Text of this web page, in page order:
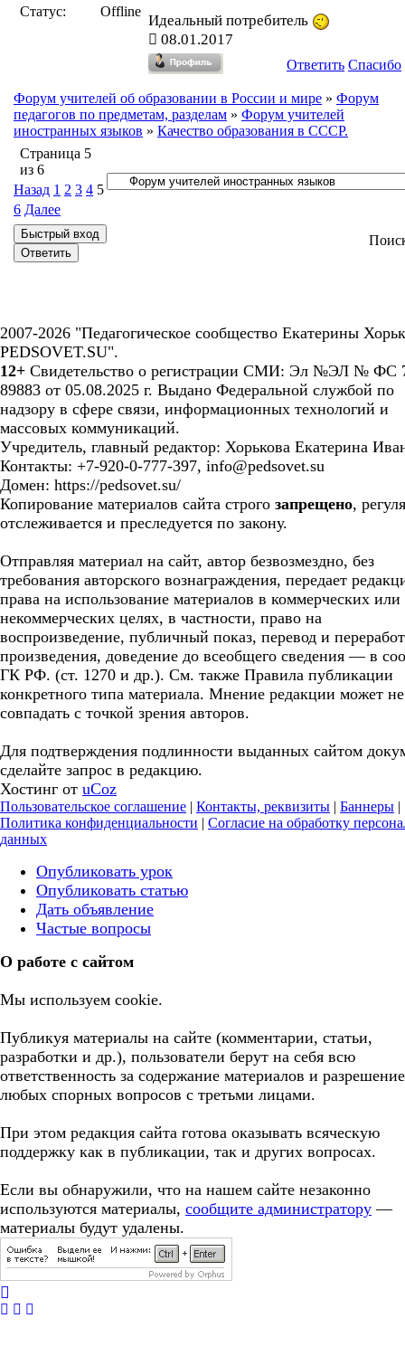
Статус:
Offline
Идеальный потребитель
08.01.2017
Ответить Спасибо
Форум учителей об образовании в России и мире » Форум
педагогов по предметам, разделам » Форум учителей
иностранных языков » Качество образования в СССР.
Страница 5
из 6
Назад 1 2 3 4 5
6 Далее
2007-2026 "Педагогическое сообщество Екатерины
PEDSOVET.SU".
12+ Свидетельство о регистрации СМИ: Эл №ЭЛ № ФС
89883 от 05.08.2025 г. Выдано Федеральной службой по
надзору в сфере связи, информационных технологий и
массовых коммуникаций.
Учредитель, главный редактор: Хорькова Екатерина
Контакты: +7-920-0-777-397, info@pedsovet.su
Домен: https://pedsovet.su/
Копирование материалов сайта строго запрещено,
отслеживается и преследуется по закону.
Отправляя материал на сайт, автор безвозмездно, без
требования авторского вознаграждения, передает
права на использование материалов в коммерческих или
некоммерческих целях, в частности, право на
воспроизведение, публичный показ, перевод и
произведения, доведение до всеобщего сведения — в
ГК РФ. (ст. 1270 и др.). См. также Правила публикации
конкретного типа материала. Мнение редакции может не
совпадать с точкой зрения авторов.
Для подтверждения подлинности выданных сайтом
сделайте запрос в редакцию.
Хостинг от uCoz
Пользовательское соглашение | Контакты, реквизиты | Баннеры |
Политика конфиденциальности | Согласие на обработку
данных
Опубликовать урок
Опубликовать статью
Дать объявление
Частые вопросы
О работе с сайтом
Мы используем cookie.
Публикуя материалы на сайте (комментарии, статьи,
разработки и др.), пользователи берут на себя всю
ответственность за содержание материалов и разрешение
любых спорных вопросов с третьми лицами.
При этом редакция сайта готова оказывать всяческую
поддержку как в публикации, так и других вопросах.
Если вы обнаружили, что на нашем сайте незаконно
используются материалы, сообщите администратору —
материалы будут удалены.